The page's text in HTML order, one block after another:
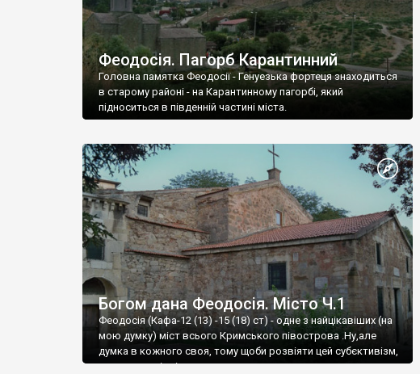
Феодосія. Пагорб Карантинний
Головна памятка Феодосії - Генуезька фортеця знаходиться
в старому районі - на Карантинному пагорбі, який
підноситься в південній частині міста.
Богом дана Феодосія. Місто Ч.1
Феодосія (Кафа-12 (13) -15 (18) ст) - одне з найцікавіших (на
мою думку) міст всього Кримського півострова .Ну,але
думка в кожного своя, тому щоби розвіяти цей субєктивізм,
запрошую відвідати це